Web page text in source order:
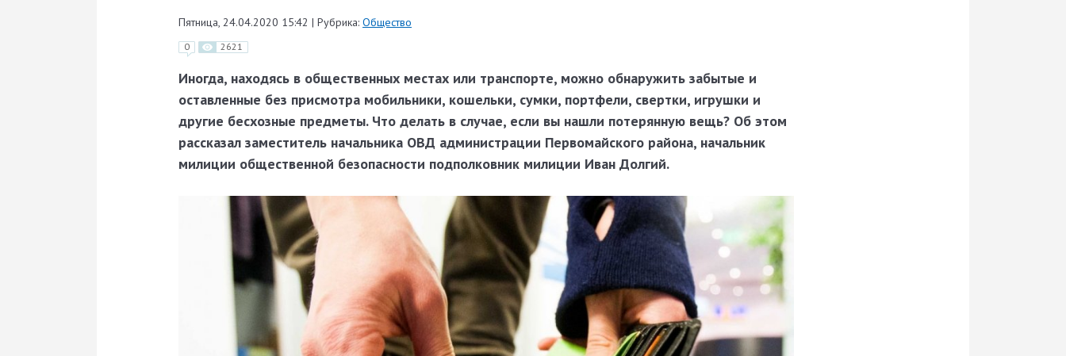
Пятница, 24.04.2020 15:42 | Рубрика: Общество
0 2621
Иногда, находясь в общественных местах или транспорте, можно обнаружить забытые и
оставленные без присмотра мобильники, кошельки, сумки, портфели, свертки, игрушки и
другие бесхозные предметы. Что делать в случае, если вы нашли потерянную вещь? Об этом
рассказал заместитель начальника ОВД администрации Первомайского района, начальник
милиции общественной безопасности подполковник милиции Иван Долгий.